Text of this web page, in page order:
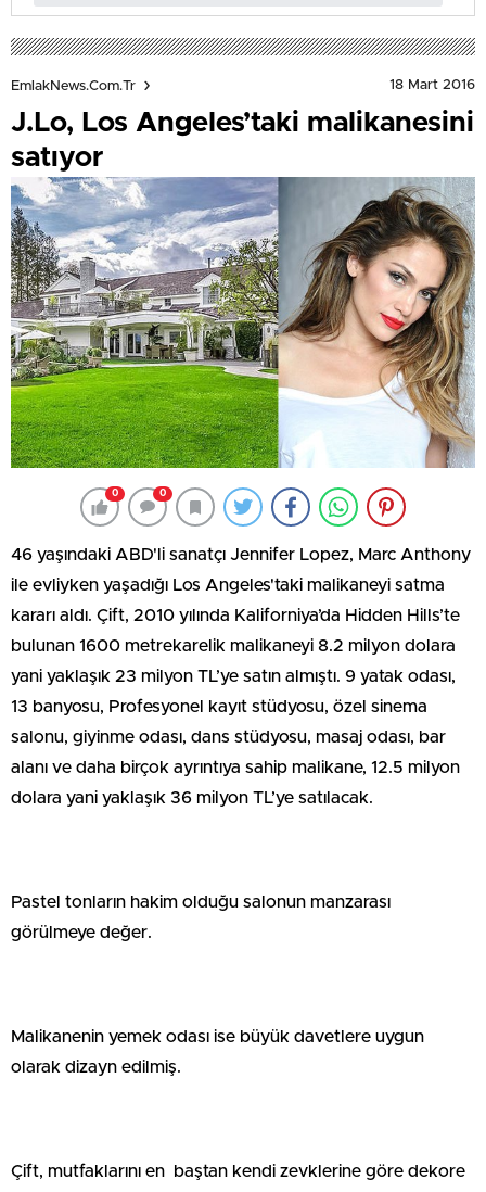
EmlakNews.com.tr 18 Mart 2016
J.Lo, Los Angeles’taki malikanesini
satıyor
0 0
46 yaşındaki ABD'li sanatçı Jennifer Lopez, Marc Anthony
ile evliyken yaşadığı Los Angeles'taki malikaneyi satma
kararı aldı. Çift, 2010 yılında Kaliforniya’da Hidden Hills’te
bulunan 1600 metrekarelik malikaneyi 8.2 milyon dolara
yani yaklaşık 23 milyon TL’ye satın almıştı. 9 yatak odası,
13 banyosu, Profesyonel kayıt stüdyosu, özel sinema
salonu, giyinme odası, dans stüdyosu, masaj odası, bar
alanı ve daha birçok ayrıntıya sahip malikane, 12.5 milyon
dolara yani yaklaşık 36 milyon TL’ye satılacak.
Pastel tonların hakim olduğu salonun manzarası
görülmeye değer.
Malikanenin yemek odası ise büyük davetlere uygun
olarak dizayn edilmiş.
Çift, mutfaklarını en baştan kendi zevklerine göre dekore